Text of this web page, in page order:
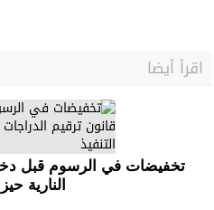
اقرأ أيضا
تخفيضات في الرسوم قبل
النارية